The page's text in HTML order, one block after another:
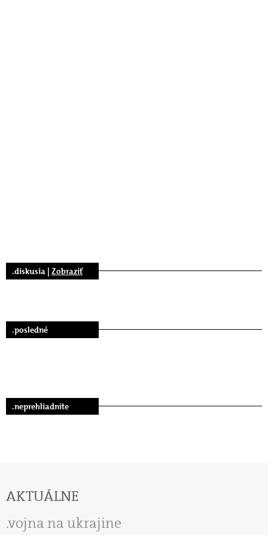
.diskusia | Zobraziť
.posledné
.neprehliadnite
AKTUÁLNE
vojna na ukrajine